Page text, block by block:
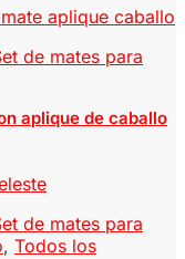
de mates para
aplique de caballo
de mates para
, Todos los